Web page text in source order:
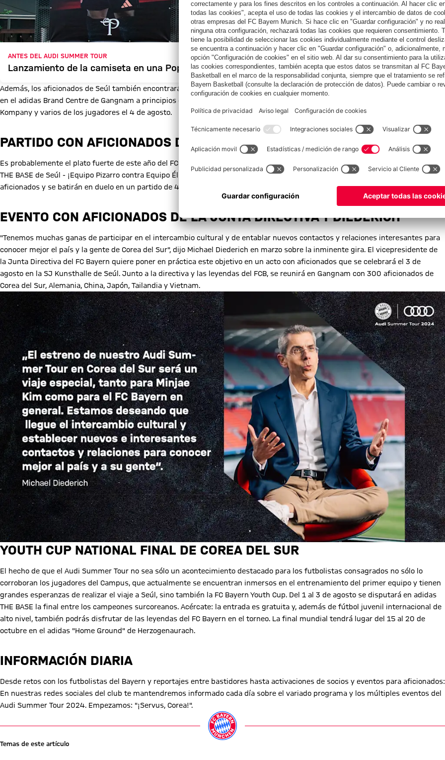
ANTES DEL AUDI SUMMER TOUR
Lanzamiento de la camiseta en una Pop-Up Store de Seúl
Además, los aficionados de Seúl también encontrarán amplias zonas del FCB en la tienda principal de adidas en Myeong-dong y
en el adidas Brand Centre de Gangnam a principios de agosto. Esta última tienda también acogerá una sesión de autógrafos con
Kompany y varios de los jugadores el 4 de agosto.
PARTIDO CON AFICIONADOS DEL FC BAYERN LEGENDS
Es probablemente el plato fuerte de este año del FC Bayern Legends en el Audi Summer Tour: el Legends Fan Match en el adidas
THE BASE de Seúl - ¡Equipo Pizarro contra Equipo Élber! Los dos antiguos delanteros contarán con el apoyo de influencers y
aficionados y se batirán en duelo en un partido de 40 minutos.
EVENTO CON AFICIONADOS DE LA JUNTA DIRECTIVA Y DIEDERICH
"Tenemos muchas ganas de participar en el intercambio cultural y de entablar nuevos contactos y relaciones interesantes para
conocer mejor el país y la gente de Corea del Sur", dijo Michael Diederich en marzo sobre la inminente gira. El vicepresidente de
la Junta Directiva del FC Bayern quiere poner en práctica este objetivo en un acto con aficionados que se celebrará el 3 de
agosto en la SJ Kunsthalle de Seúl. Junto a la directiva y las leyendas del FCB, se reunirá en Gangnam con 300 aficionados de
Corea del Sur, Alemania, China, Japón, Tailandia y Vietnam.
YOUTH CUP NATIONAL FINAL DE COREA DEL SUR
El hecho de que el Audi Summer Tour no sea sólo un acontecimiento destacado para los futbolistas consagrados no sólo lo
corroboran los jugadores del Campus, que actualmente se encuentran inmersos en el entrenamiento del primer equipo y tienen
grandes esperanzas de realizar el viaje a Seúl, sino también la FC Bayern Youth Cup. Del 1 al 3 de agosto se disputará en adidas
THE BASE la final entre los campeones surcoreanos. Acércate: la entrada es gratuita y, además de fútbol juvenil internacional de
alto nivel, también podrás disfrutar de las leyendas del FC Bayern en el torneo. La final mundial tendrá lugar del 15 al 20 de
octubre en el adidas "Home Ground" de Herzogenaurach.
INFORMACIÓN DIARIA
Desde retos con los futbolistas del Bayern y reportajes entre bastidores hasta activaciones de socios y eventos para aficionados:
En nuestras redes sociales del club te mantendremos informado cada día sobre el variado programa y los múltiples eventos del
Audi Summer Tour 2024. Empezamos: "¡Servus, Corea!".
Temas de este artículo